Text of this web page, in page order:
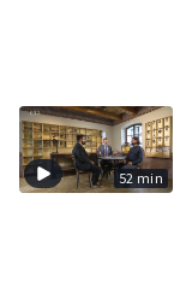
52 min